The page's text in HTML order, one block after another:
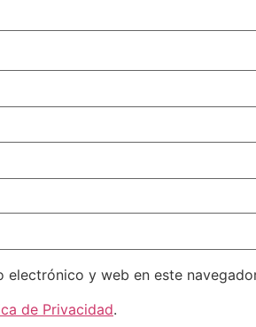
electrónico y web en este
de Privacidad.